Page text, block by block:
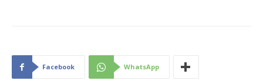
Facebook WhatsApp